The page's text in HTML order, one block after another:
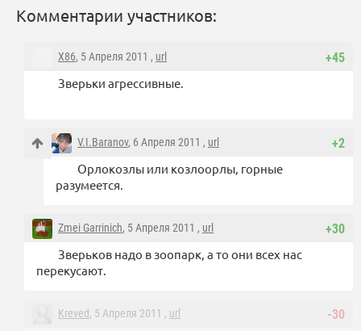
Комментарии участников:
+45
X86, 5 Апреля 2011 , url
Зверьки агрессивные.
+2
V.I.Baranov, 6 Апреля 2011 , url
Орлокозлы или козлоорлы, горные
разумеется.
+30
Zmei Garrinich, 5 Апреля 2011 , url
Зверьков надо в зоопарк, а то они всех нас
перекусают.
-30
Kreved , 5 Апреля 2011 , url